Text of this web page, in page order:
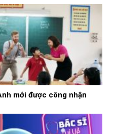
mới được công nhận